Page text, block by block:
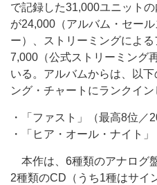
で記録した31,000ユニット
が24,000（アルバム・セー
ー）、ストリーミングによ
7,000（公式ストリーミング
いる。アルバムからは、以
ング・チャートにランクイン
・「ファスト」（最高8位／
・「ヒア・オール・ナイト
本作は、6種類のアナログ
2種類のCD（うち1種はサイ